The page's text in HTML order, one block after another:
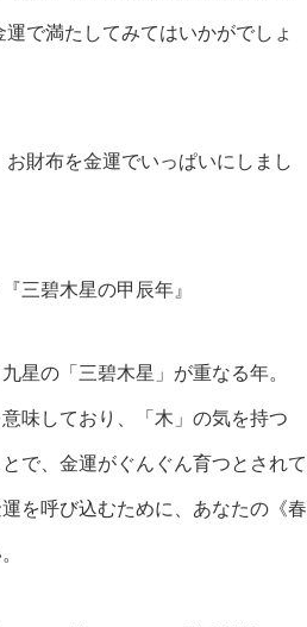
で満たしてみてはいかがでしょ
財布を金運でいっぱいにしまし
三碧木星の甲辰年』
星の「三碧木星」が重なる年。
味しており、「木」の気を持つ
で、金運がぐんぐん育つとされて
を呼び込むために、あなたの《春